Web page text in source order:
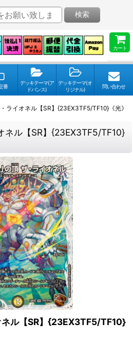
カート
検索
番
デッキテーマ(ア
ドバンス)
デッキテーマ(オ
リジナル)
問い合わせ
・ライオネル【SR】{23EX3TF5/TF10}《光》
ネル【SR】{23EX3TF5/TF10}
ネル【SR】{23EX3TF5/TF10}